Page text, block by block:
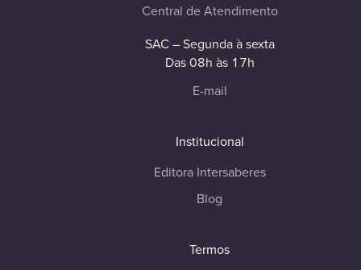
Central de Atendimento
SAC – Segunda à sexta
Das 08h às 17h
E-mail
Institucional
Editora Intersaberes
Blog
Termos